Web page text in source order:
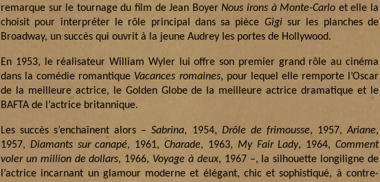
remarque sur le tournage du film de Jean BoyerNous irons à Monte-Carlo et elle la
choisit pour interpréter le rôle principal dans sa pièce Gigisur les planches de
Broadway, un succès qui ouvrit à la jeune Audrey les portes de Hollywood.
En 1953, le réalisateur William Wyler lui offre son premier grand rôle au cinéma
dans la comédie romantique Vacances romaines, pour lequel elle remporte l’Oscar
de la meilleure actrice, le Golden Globe de la meilleure actrice dramatique et le
BAFTA de l’actrice britannique.
Les succès s’enchaînent alors –Sabrina, 1954, Drôle de frimousse, 1957,Ariane,
1957, Diamants sur canapé, 1961,Charade, 1963, My Fair Lady, 1964,Comment
voler un million de dollars, 1966, Voyage à deux, 1967 –, la silhouette longiligne de
l’actrice incarnant un glamour moderne et élégant, chic et sophistiqué, à contre-